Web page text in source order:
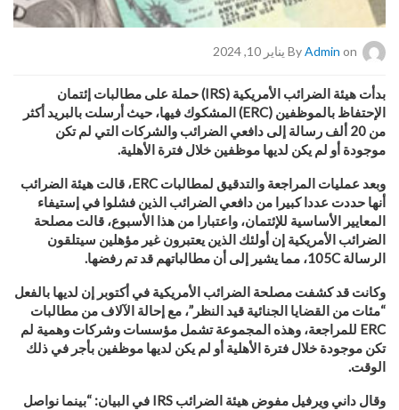
ByAdmin on يناير 10, 2024
بدأت هيئة الضرائب الأمريكية (IRS)
حملة على مطالبات إئتمان
الإحتفاظ بالموظفين (ERC)
المشكوك فيها، حيث أرسلت بالبريد أكثر
من 20 ألف رسالة إلى دافعي الضرائب والشركات التي لم تكن
موجودة أو لم يكن لديها موظفين خلال فترة الأهلية.
وبعد عمليات المراجعة والتدقيق لمطالبات ERC، قالت هيئة الضرائب
أنها حددت عددا كبيرا من دافعي الضرائب الذين فشلوا في إستيفاء
المعايير الأساسية للإئتمان، واعتبارا من هذا الأسبوع، قالت مصلحة
الضرائب الأمريكية إن أولئك الذين يعتبرون غير مؤهلين سيتلقون
الرسالة 105 C ، مما يشير إلى أن مطالباتهم قد تم رفضها.
وكانت قد كشفت مصلحة الضرائب الأمريكية في أكتوبر إن لديها بالفعل
“مئات من القضايا الجنائية قيد النظر”، مع إحالة الآلاف من مطالبات
ERC للمراجعة، وهذه المجموعة تشمل مؤسسات وشركات وهمية لم
تكن موجودة خلال فترة الأهلية أو لم يكن لديها موظفين بأجر في ذلك
الوقت.
وقال داني ويرفيل مفوض هيئة الضرائب IRS في البيان: “بينما نواصل